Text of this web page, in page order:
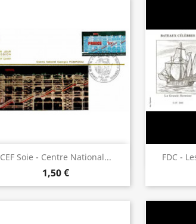
CEF Soie - Centre National...
1,50 €
Aperçu rapide FDC -